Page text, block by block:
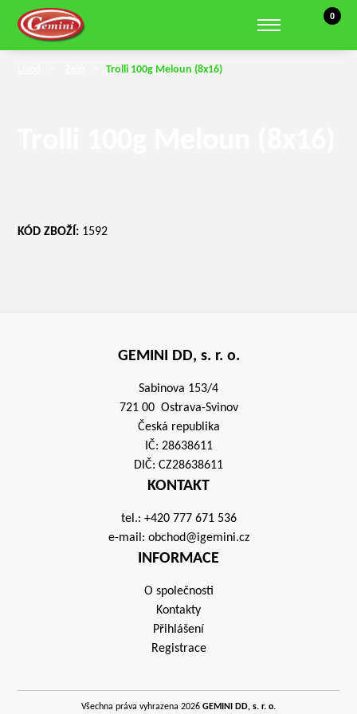
Zobrazit hledání
0
Košík, 0
Trolli 100g Meloun (8x16)
KÓD ZBOŽÍ: 1592
GEMINI DD, s. r. o.
Sabinova 153/4
721 00 Ostrava-Svinov
Česká republika
IČ: 28638611
DIČ: CZ28638611
KONTAKT
tel.: +420 777 671 536
e-mail: obchod@igemini.cz
INFORMACE
O společnosti
Kontakty
Přihlášení
Registrace
Všechna práva vyhrazena 2026 GEMINI DD, s. r. o.